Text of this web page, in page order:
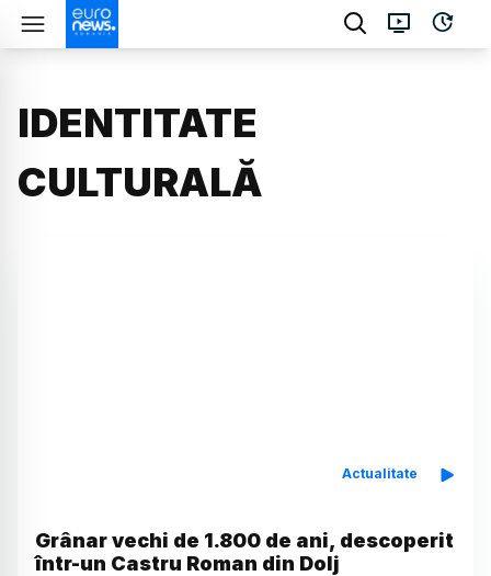
IDENTITATE
CULTURALĂ
Actualitate
Grânar vechi de 1.800 de ani, descoperit
într-un Castru Roman din Dolj